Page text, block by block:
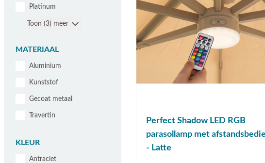
Perfect Shadow LED RGB
parasollamp met
- Latte
Platinum
Toon (3) meer
MATERIAAL
Aluminium
Kunststof
Gecoat metaal
Travertin
KLEUR
Antraciet